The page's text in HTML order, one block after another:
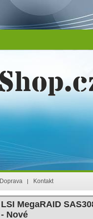
Doprava Kontakt
LSI MegaRAID
- Nové